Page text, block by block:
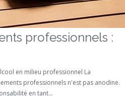
professionnels :
en milieu professionnel La
professionnels n'est pas anodine.
en tant...